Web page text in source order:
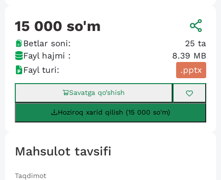
15 000 so'm
Betlar soni: 25 ta
Fayl hajmi :
8.39 MB
Fayl turi:
.pptx
Savatga qo’shish
Hoziroq xarid qilish (15 000 so'm)
Mahsulot tavsifi
Taqdimot